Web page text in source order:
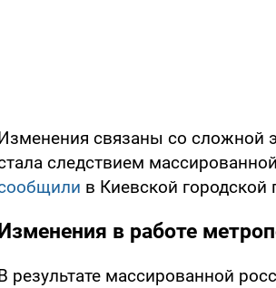
связаны со сложной
следствием
в Киевской городской
в работе
результате массированной